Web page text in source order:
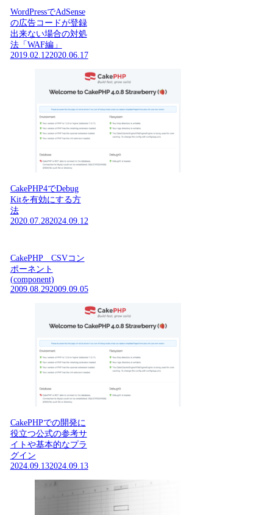
WordPressでAdSense
の広告コードが登録
出来ない場合の対処
法「WAF編」
2019.02.122020.06.17
CakePHP4でDebug
Kitを有効にする方
法
2020.07.282024.09.12
CakePHP CSVコン
ポーネント
(component)
2009.08.292009.09.05
CakePHPでの開発に
役立つ公式の参考サ
イトや基本的なプラ
グイン
2024.09.132024.09.13